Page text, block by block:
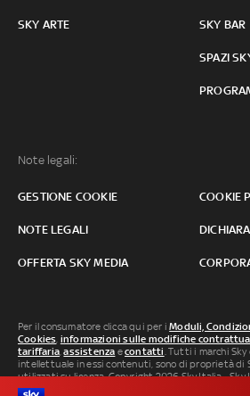
SKY ARTE SKY BAR
SPAZI
Note legali:
GESTIONE COOKIE COOKIE
NOTE LEGALI
OFFERTA SKY MEDIA
Per il consumatore clicca qui per iModuli,
Cookies, informazioni sulle modifiche
tariffaria,assistenza econtatti. Tutti i marchi
intellettuale in essi contenuti, sono di proprietà di
utilizzati su licenza. Copyright 2026 Sky Italia - Sky
20138 Milano P.IVA 04619241005. SkyTG24: ISSN